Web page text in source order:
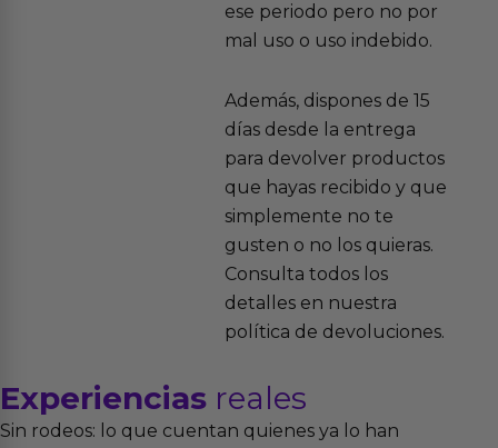
ese periodo pero no por
mal uso o uso indebido.
Además, dispones de 15
días desde la entrega
para devolver productos
que hayas recibido y que
simplemente no te
gusten o no los quieras.
Consulta todos los
detalles en nuestra
política de devoluciones.
Experiencias reales
Sin rodeos: lo que cuentan quienes ya lo han